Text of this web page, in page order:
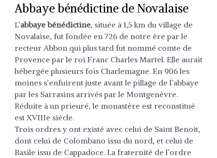
Abbaye bénédictine de Novalaise
L’abbaye bénédictine, située à 1,5 km du village de
Novalaise, fut fondée en 726 de notre ère par le
recteur Abbon qui plus tard fut nommé comte de
Provence par le roi Franc Charles Martel. Elle aurait
hébergée plusieurs fois Charlemagne. En 906 les
moines s’enfuirent juste avant le pillage de l’abbaye
par les Sarrasins arrivés par le Montgenèvre.
Réduite à un prieuré, le monastère est reconstitué
est XVIIIe siècle.
Trois ordres y ont existé avec celui de Saint Benoit,
dont celui de Colombano issu du nord, et celui de
Basile issu de Cappadoce. La fraternité de l’ordre